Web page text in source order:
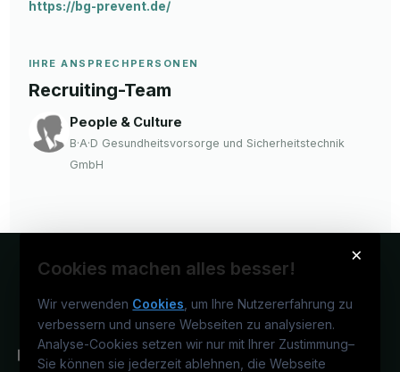
https://bg-prevent.de/
IHRE ANSPRECHPERSONEN
Recruiting-Team
People & Culture
B·A·D Gesundheitsvorsorge und Sicherheitstechnik
GmbH
×
Cookies machen alles besser!
Wir verwenden Cookies , um Ihre Nutzererfahrung zu
verbessern und unsere Webseiten zu analysieren.
Analyse-Cookies setzen wir nur mit Ihrer Zustimmung–
Sie können sie jederzeit ablehnen, die Webseite